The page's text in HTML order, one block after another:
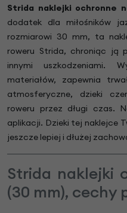
Strida naklejki ochronne
dodatek dla miłośników
rozmiarowi 30 mm, ta
roweru Strida, chroniąc ją
innymi uszkodzeniami.
materiałów, zapewnia
atmosferyczne, dzieki
roweru przez długi czas.
aplikacji. Dzieki tej naklejce
jeszcze lepiej i dłużej
Strida naklejki
(30 mm), cechy